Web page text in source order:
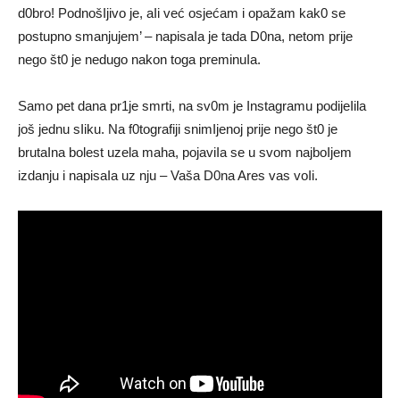
d0bro! PodnošIjivo je, aIi već osjećam i opažam kak0 se
postupno smanjujem’ – napisaIa je tada D0na, netom prije
nego št0 je nedugo nakon toga preminuIa.
Samo pet dana pr1je smrti, na sv0m je Instagramu podijeIila
još jednu sIiku. Na f0tografiji snimIjenoj prije nego št0 je
brutaIna bolest uzela maha, pojaviIa se u svom najboIjem
izdanju i napisaIa uz nju – Vaša D0na Ares vas voIi.